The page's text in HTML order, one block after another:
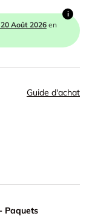
Août 2026en
i
Guide d'achat
Paquets
Paquets